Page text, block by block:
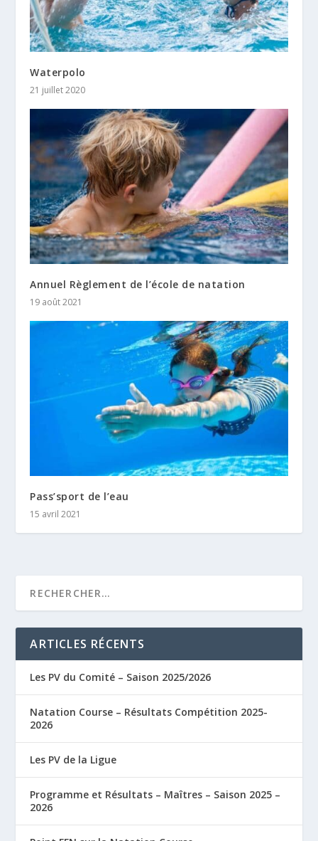
Waterpolo
21 juillet 2020
Annuel Règlement de l’école de natation
19 août 2021
Pass’sport de l’eau
15 avril 2021
ARTICLES RÉCENTS
Les PV du Comité – Saison 2025/2026
Natation Course – Résultats Compétition 2025-
2026
Les PV de la Ligue
Programme et Résultats – Maîtres – Saison 2025 –
2026